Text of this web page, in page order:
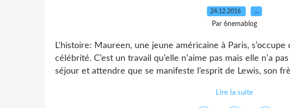
24.12.2016 …
Par 6nemablog
L'histoire: Maureen, une jeune américaine à Paris, s’occupe
célébrité. C’est un travail qu’elle n’aime pas mais elle n’a
séjour et attendre que se manifeste l’esprit de Lewis, son
Lire la suite